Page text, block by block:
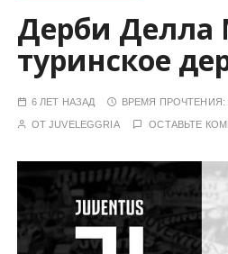
Дерби Делла
туринское
6 ЛЕТ НАЗАД ВРЕМЯ ПРОЧТЕНИЯ:
ОТJUVELEGGRIA ОСТАВЬТЕ